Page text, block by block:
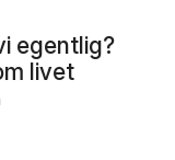
egentlig?
livet